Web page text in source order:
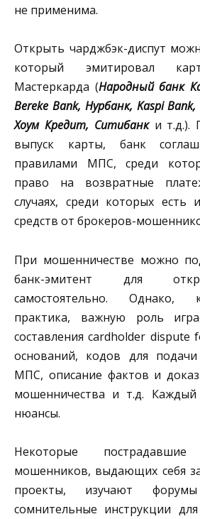
не применима.
Открыть чарджбэк-диспут
который эмитировал
Мастеркарда (Народный банк
Bereke Bank, Нурбанк, Kaspi
Хоум Кредит, Ситибанки т.д.).
выпуск карты, банк
правилами МПС, среди
право на возвратные
случаях, среди которых есть
средств от брокеров-
При мошенничестве можно
банк-эмитент для
самостоятельно. Однако,
практика, важную роль
составления cardholder dispute
оснований, кодов для подачи
МПС, описание фактов и
мошенничества и т.д.
нюансы.
Некоторые
мошенников, выдающих себя
проекты, изучают
сомнительные инструкции